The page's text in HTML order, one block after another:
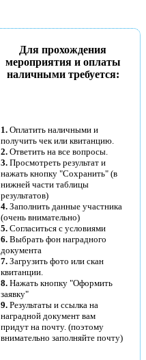
Для прохождения
мероприятия и оплаты
наличными требуется:
1. Оплатить наличными и
получить чек или квитанцию.
2. Ответить на все вопросы.
3. Просмотреть результат и
нажать кнопку "Сохранить" (в
нижней части таблицы
результатов)
4. Заполнить данные участника
(очень внимательно)
5. Согласиться с условиями
6. Выбрать фон наградного
документа
7. Загрузить фото или скан
квитанции.
8. Нажать кнопку "Оформить
заявку"
9. Результаты и ссылка на
наградной документ вам
придут на почту. (поэтому
внимательно заполняйте почту)